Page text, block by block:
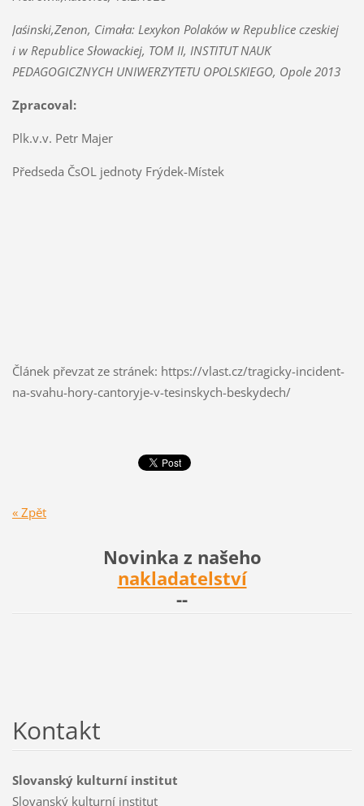
Jaśinski,Zenon, Cimała: Lexykon Polaków w Republice czeskiej
i w Republice Słowackiej, TOM II, INSTITUT NAUK
PEDAGOGICZNYCH UNIWERZYTETU OPOLSKIEGO, Opole 2013
Zpracoval:
Plk.v.v. Petr Majer
Předseda ČsOL jednoty Frýdek-Místek
Článek převzat ze stránek: https://vlast.cz/tragicky-incident-
na-svahu-hory-cantoryje-v-tesinskych-beskydech/
« Zpět
Novinka z našeho
nakladatelství
--
Kontakt
Slovanský kulturní institut
Slovanský kulturní institut